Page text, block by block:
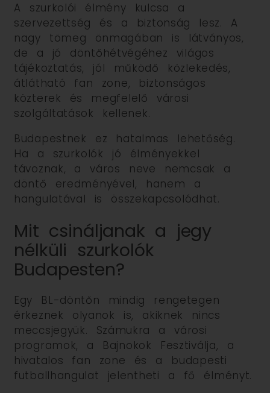
A szurkolói élmény kulcsa a
szervezettség és a biztonság lesz. A
nagy tömeg önmagában is látványos,
de a jó döntőhétvégéhez világos
tájékoztatás, jól működő közlekedés,
átlátható fan zone, biztonságos
közterek és megfelelő városi
szolgáltatások kellenek.
Budapestnek ez hatalmas lehetőség.
Ha a szurkolók jó élményekkel
távoznak, a város neve nemcsak a
döntő eredményével, hanem a
hangulatával is összekapcsolódhat.
Mit csináljanak a jegy
nélküli szurkolók
Budapesten?
Egy BL-döntőn mindig rengetegen
érkeznek olyanok is, akiknek nincs
meccsjegyük. Számukra a városi
programok, a Bajnokok Fesztiválja, a
hivatalos fan zone és a budapesti
futballhangulat jelentheti a fő élményt.